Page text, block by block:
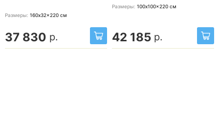
Размеры: 160x32x220 см
37 830 р.
Размеры: 100x100x220 см
42 185 р.